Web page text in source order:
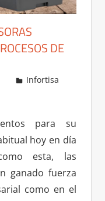
DE
Infortisa
para su
hoy en día
esta, las
ganado fuerza
como en el